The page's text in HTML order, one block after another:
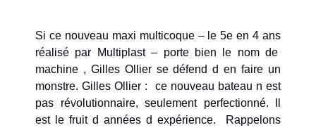
Si ce nouveau maxi multicoque – le 5e en 4 ans
réalisé par Multiplast – porte bien le nom de
machine , Gilles Ollier se défend d en faire un
monstre. Gilles Ollier : ce nouveau bateau n est
pas révolutionnaire, seulement perfectionné. Il
est le fruit d années d expérience. Rappelons